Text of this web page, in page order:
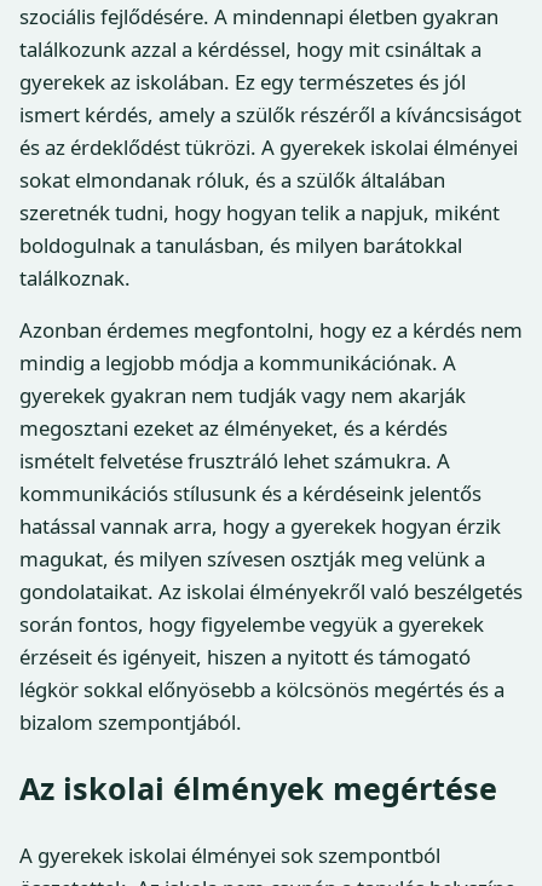
szociális fejlődésére. A mindennapi életben gyakran
találkozunk azzal a kérdéssel, hogy mit csináltak a
gyerekek az iskolában. Ez egy természetes és jól
ismert kérdés, amely a szülők részéről a kíváncsiságot
és az érdeklődést tükrözi. A gyerekek iskolai élményei
sokat elmondanak róluk, és a szülők általában
szeretnék tudni, hogy hogyan telik a napjuk, miként
boldogulnak a tanulásban, és milyen barátokkal
találkoznak.
Azonban érdemes megfontolni, hogy ez a kérdés nem
mindig a legjobb módja a kommunikációnak. A
gyerekek gyakran nem tudják vagy nem akarják
megosztani ezeket az élményeket, és a kérdés
ismételt felvetése frusztráló lehet számukra. A
kommunikációs stílusunk és a kérdéseink jelentős
hatással vannak arra, hogy a gyerekek hogyan érzik
magukat, és milyen szívesen osztják meg velünk a
gondolataikat. Az iskolai élményekről való beszélgetés
során fontos, hogy figyelembe vegyük a gyerekek
érzéseit és igényeit, hiszen a nyitott és támogató
légkör sokkal előnyösebb a kölcsönös megértés és a
bizalom szempontjából.
Az iskolai élmények megértése
A gyerekek iskolai élményei sok szempontból